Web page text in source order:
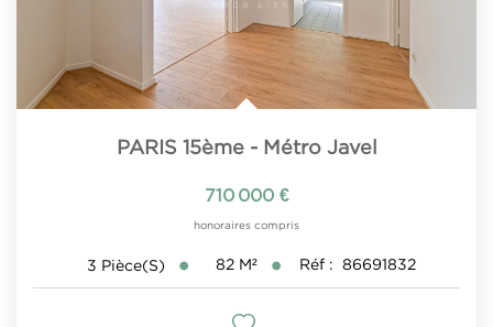
PARIS 15ème - Métro Javel
710 000 €
honoraires compris
3 Pièce(s) 82 M² Réf : 86691832